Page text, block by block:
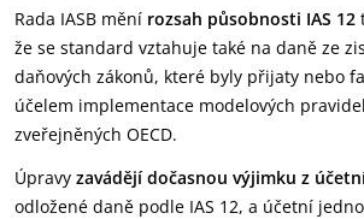
Rada IASB mění rozsah působnosti IAS 12
že se standard vztahuje také na daně ze
daňových zákonů, které byly přijaty nebo
účelem implementace modelových
zveřejněných OECD.
Úpravy zavádějí dočasnou výjimku z
odložené daně podle IAS 12, a účetní